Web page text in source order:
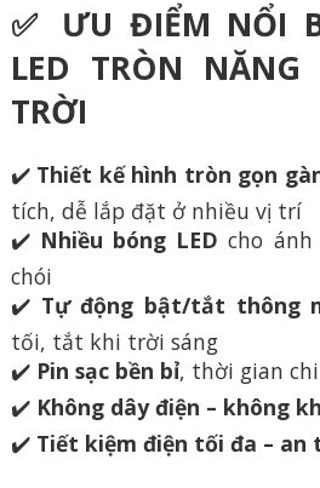
✅ ƯU ĐIỂM NỔI
LED TRÒN
TRỜI
✔️ Thiết kế hình tròn gọn
tích, dễ lắp đặt ở nhiều vị trí
✔️ Nhiều bóng LED cho
chói
✔️ Tự động bật/tắt thông
tối, tắt khi trời sáng
✔️ Pin sạc bền bỉ, thời gian
✔️ Không dây điện – không
✔️ Tiết kiệm điện tối đa – an